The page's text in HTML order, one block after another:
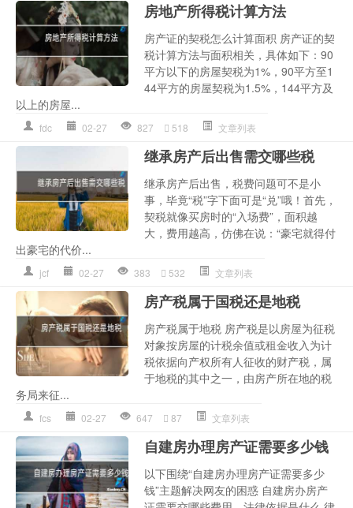
房地产所得税计算方法
房产证的契税怎么计算面积 房产证的契
税计算方法与面积相关，具体如下：90
平方以下的房屋契税为1%，90平方至1
44平方的房屋契税为1.5%，144平方及
以上的房屋...
fdc 02-27 827 518 文章列表
继承房产后出售需交哪些税
继承房产后出售，税费问题可不是小
事，毕竟“税”字下面可是“兑”哦！首先，
契税就像买房时的“入场费”，面积越
大，费用越高，仿佛在说：“豪宅就得付
出豪宅的代价...
jcf 02-27 383 532 文章列表
房产税属于国税还是地税
房产税属于地税 房产税是以房屋为征税
对象按房屋的计税余值或租金收入为计
税依据向产权所有人征收的财产税，属
于地税的其中之一，由房产所在地的税
务局来征...
fcs 02-27 647 87 文章列表
自建房办理房产证需要多少钱
以下围绕“自建房办理房产证需要多少
钱”主题解决网友的困惑 自建房办房产